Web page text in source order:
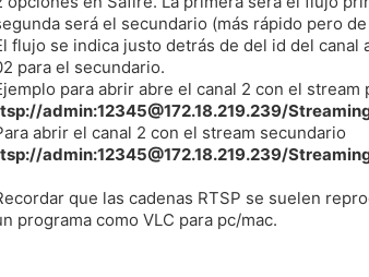
será el secundario (más rápido pero
flujo se indica justo detrás de del id del canal
para el secundario.
para abrir abre el canal 2 con el stream
admin:12345@172.18.219.239/
abrir el canal 2 con el stream secundario
admin:12345@172.18.219.239/
que las cadenas RTSP se suelen
programa como VLC para pc/mac.